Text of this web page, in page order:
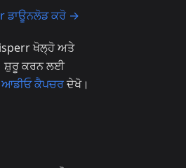
ਡਾਊਨਲੋਡ ਕਰੋ →
ਖੋਲ੍ਹੋ ਅਤੇ
ਸ਼ੁਰੂ ਕਰਨ ਲਈ
ਕੈਪਚਰਦੇਖੋ।